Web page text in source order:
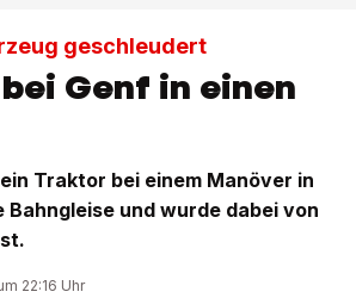
geschleudert
Genf in einen
Traktor bei einem Manöver in
Bahngleise und wurde dabei von
22:16 Uhr